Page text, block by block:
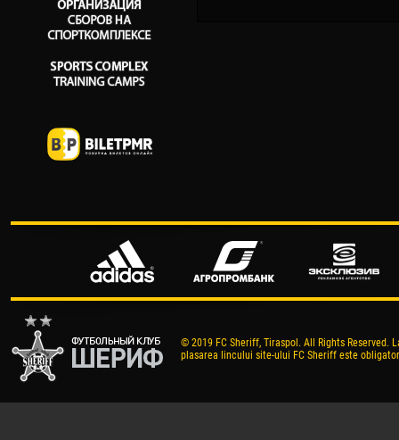
© 2019 FC Sheriff, Tiraspol. All Rights
plasarea lincului site-ului FC Sheriff este